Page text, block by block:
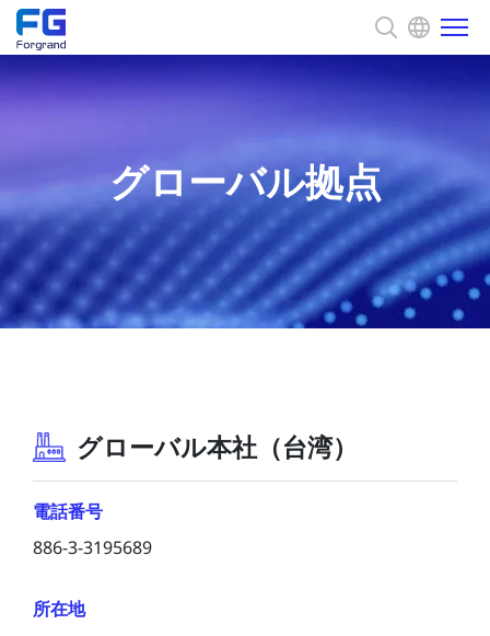
ソリューション
最新情報
コア・アドバンテージ
お問い合わせ
グローバル拠点
グローバル本社（台湾）
電話番号
886-3-3195689
所在地